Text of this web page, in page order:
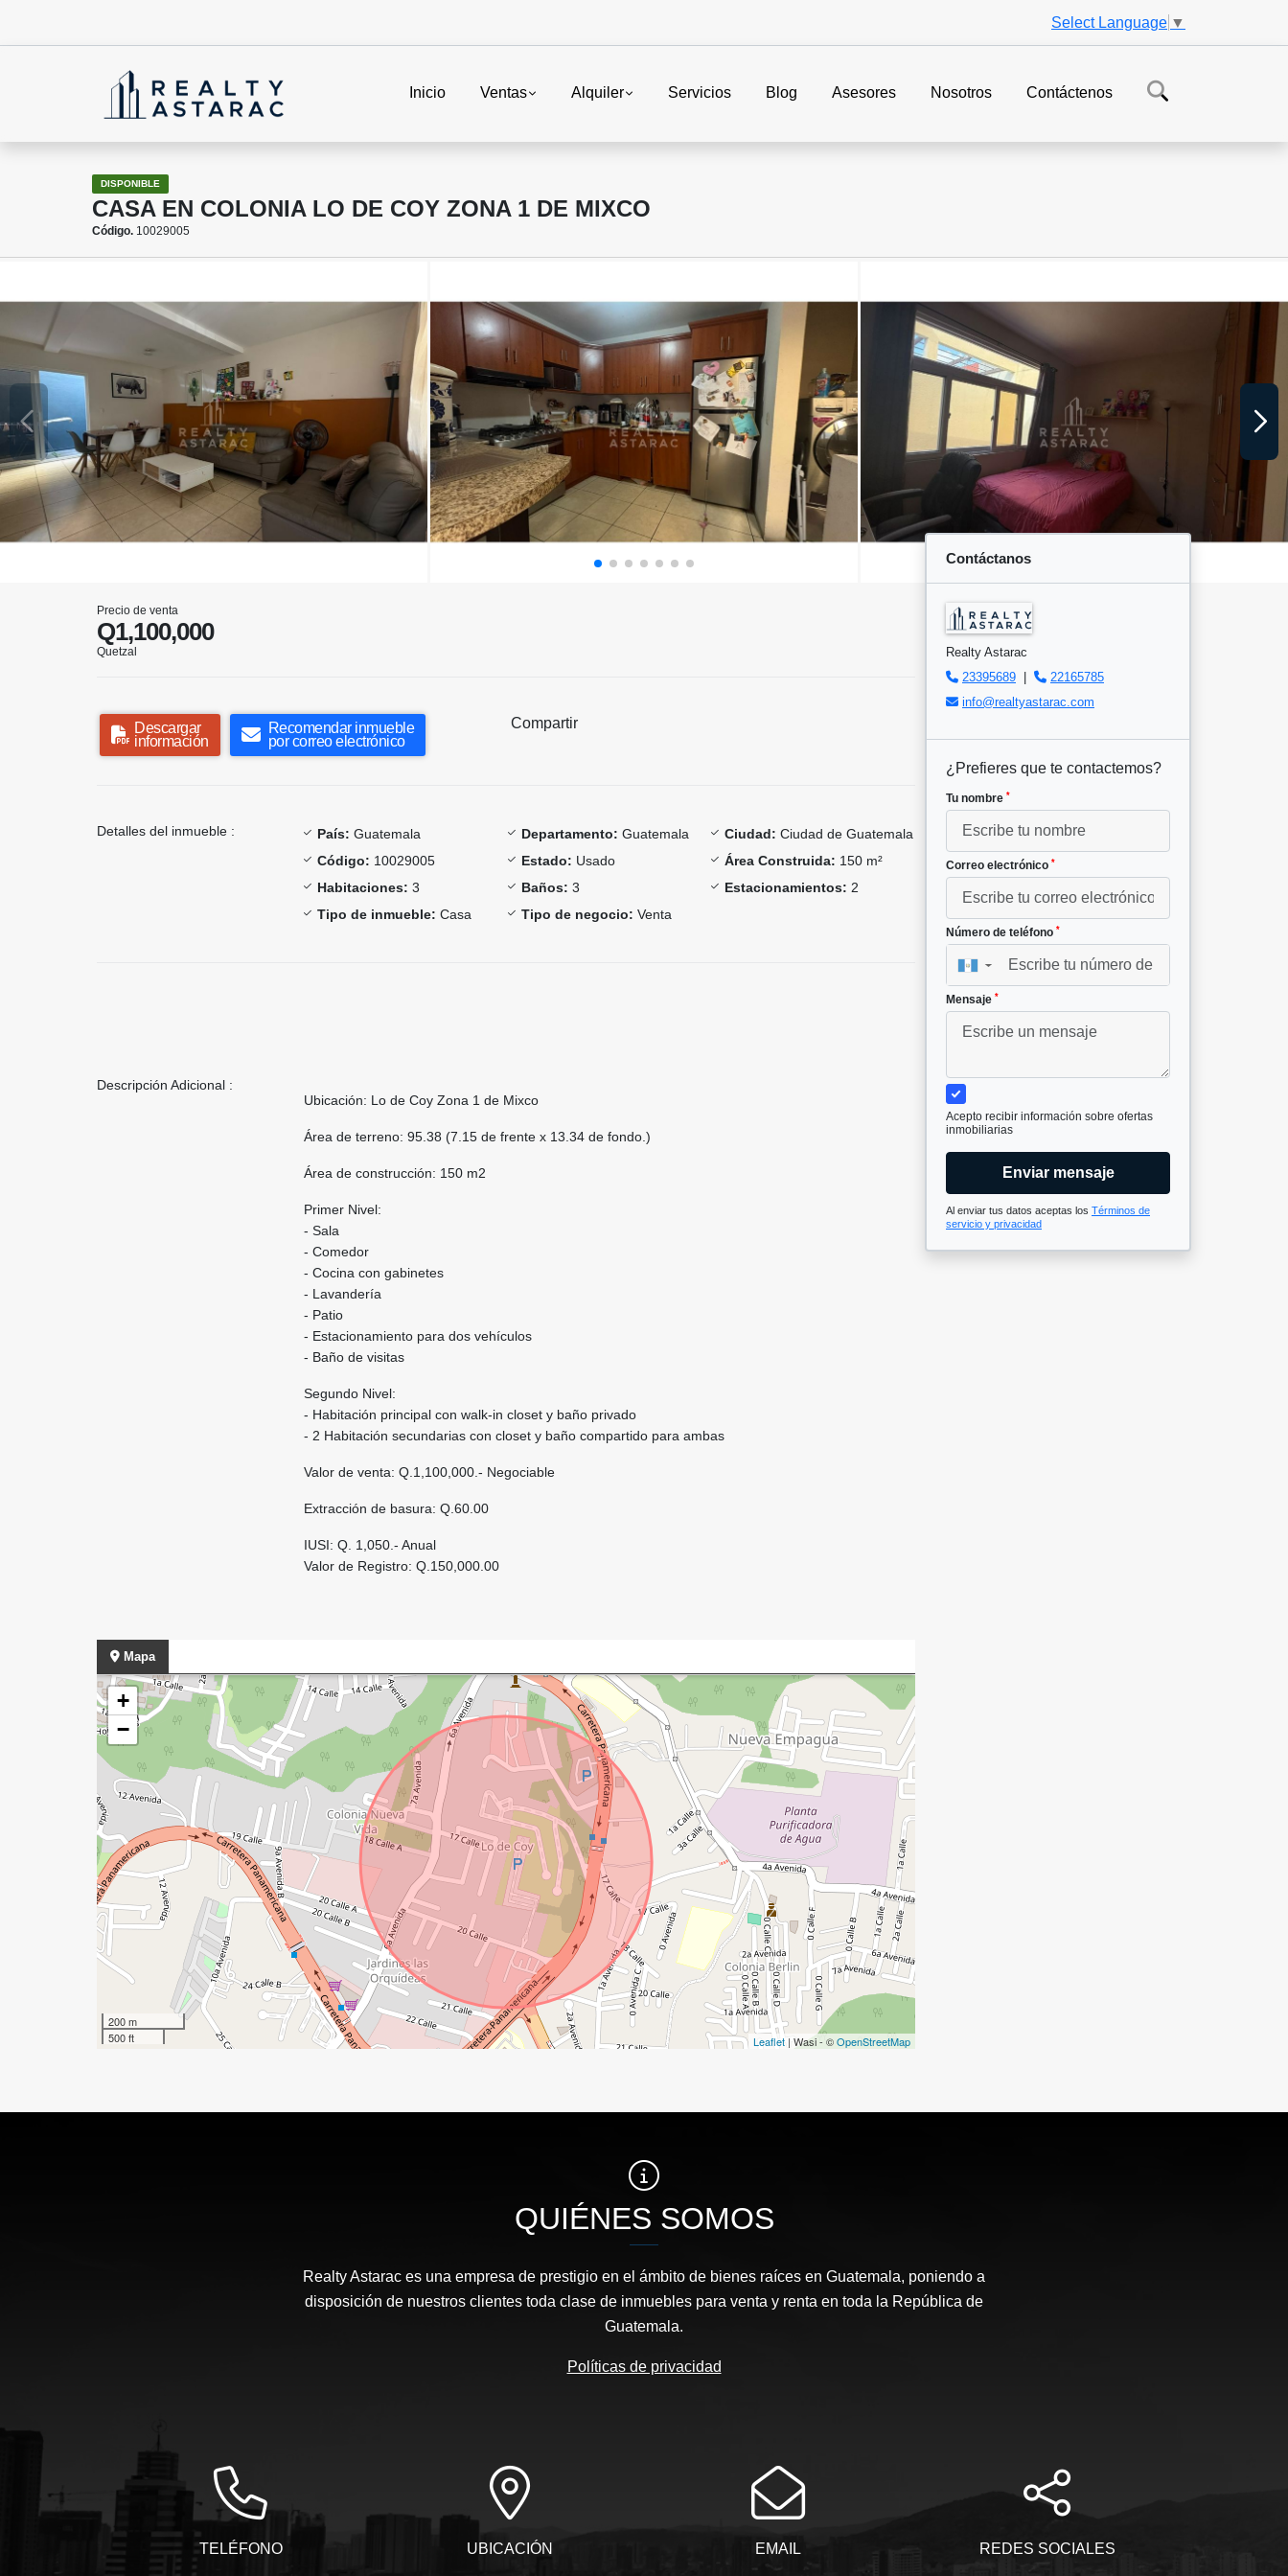
Select Language ▼
Inicio Ventas Alquiler Servicios Blog Asesores Nosotros Contáctenos
DISPONIBLE
CASA EN COLONIA LO DE COY ZONA 1 DE MIXCO
Código. 10029005
Precio de venta
Q1,100,000
Quetzal
Descargar
información
Recomendar inmueble
por correo electrónico
Compartir
Detalles del inmueble : País: Guatemala Departamento: Guatemala Ciudad: Ciudad de Guatemala
Código: 10029005 Estado: Usado Área Construida: 150 m²
Habitaciones: 3 Baños: 3 Estacionamientos: 2
Tipo de inmueble: Casa Tipo de negocio: Venta
Descripción Adicional :
Ubicación: Lo de Coy Zona 1 de Mixco
Área de terreno: 95.38 (7.15 de frente x 13.34 de fondo.)
Área de construcción: 150 m2
Primer Nivel:
- Sala
- Comedor
- Cocina con gabinetes
- ⁠Lavandería
- ⁠Patio
- ⁠Estacionamiento para dos vehículos
- ⁠Baño de visitas
Segundo Nivel:
- Habitación principal con walk-in closet y baño privado
- 2 Habitación secundarias con closet y baño compartido para ambas
Valor de venta: Q.1,100,000.- Negociable
Extracción de basura: Q.60.00
IUSI: Q. 1,050.- Anual
Valor de Registro: Q.150,000.00
Mapa
+
−
200 m
500 ft
Leaflet | Wasi - ©OpenStreetMap
Contáctanos
Realty Astarac
23395689
22165785
info@realtyastarac.com
¿Prefieres que te contactemos?
Tu nombre *
Correo electrónico *
Número de teléfono *
▼
Mensaje *
Acepto recibir información sobre ofertas
inmobiliarias
Enviar mensaje
Al enviar tus datos aceptas los Términos de
servicio y privacidad
QUIÉNES SOMOS
Realty Astarac es una empresa de prestigio en el ámbito de bienes raíces en Guatemala, poniendo a
disposición de nuestros clientes toda clase de inmuebles para venta y renta en toda la República de
Guatemala.
Políticas de privacidad
TELÉFONO UBICACIÓN EMAIL REDES SOCIALES